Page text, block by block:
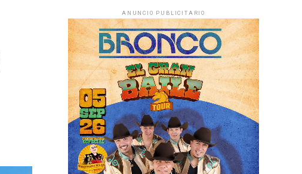
ANUNCIO PUBLICITARIO